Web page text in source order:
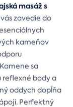
masáž s
vás zavedie do
kameňov
sa
reflexné body a
oddych dopĺňa
Perfektný